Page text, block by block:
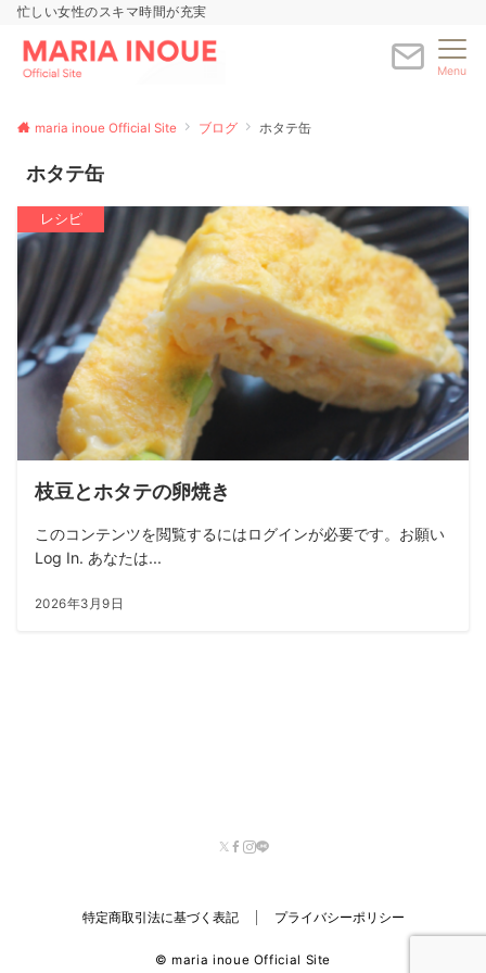
忙しい女性のスキマ時間が充実
Menu
maria inoue Official Site ブログ ホタテ缶
ホタテ缶
レシピ
枝豆とホタテの卵焼き
このコンテンツを閲覧するにはログインが必要です。お願い
Log In. あなたは...
2026年3月9日
特定商取引法に基づく表記 プライバシーポリシー
© maria inoue Official Site